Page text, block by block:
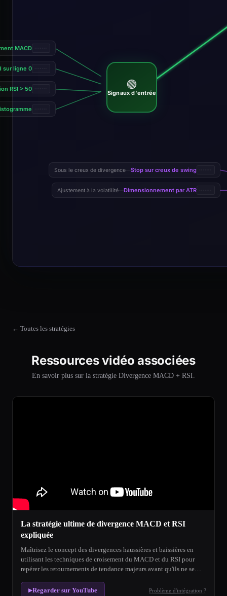
🟢
Signaux d'entrée
MACD
sur ligne 0
RSI > 50
Stop sur creux de swing
Sous le creux de divergence
Dimensionnement par ATR
Ajustement à la volatilité
← Toutes les stratégies
Ressources vidéo associées
En savoir plus sur la stratégie Divergence MACD + RSI.
La stratégie ultime de divergence MACD et RSI
expliquée
Maîtrisez le concept des divergences haussières et baissières en
utilisant les techniques de croisement du MACD et du RSI pour
repérer les retournements de tendance majeurs avant qu'ils ne se
▶Regarder sur YouTube Problème d'intégration ?